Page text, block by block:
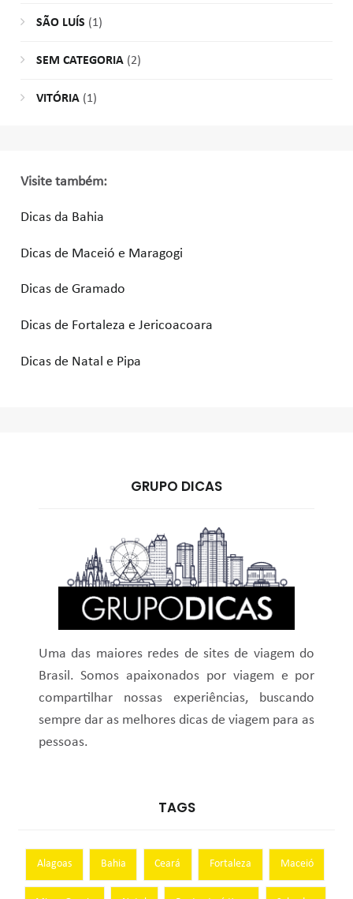
SÃO LUÍS (1)
SEM CATEGORIA(2)
VITÓRIA(1)
Visite também:
Dicas da Bahia
Dicas de Maceió e Maragogi
Dicas de Gramado
Dicas de Fortaleza e Jericoacoara
Dicas de Natal e Pipa
GRUPO DICAS
Uma das maiores redes de sites de viagem do
Brasil. Somos apaixonados por viagem e por
compartilhar nossas experiências, buscando
sempre dar as melhores dicas de viagem para as
pessoas.
TAGS
Alagoas Bahia Ceará Fortaleza Maceió